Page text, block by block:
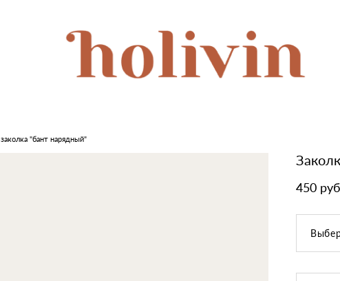
заколка "бант нарядный"
450